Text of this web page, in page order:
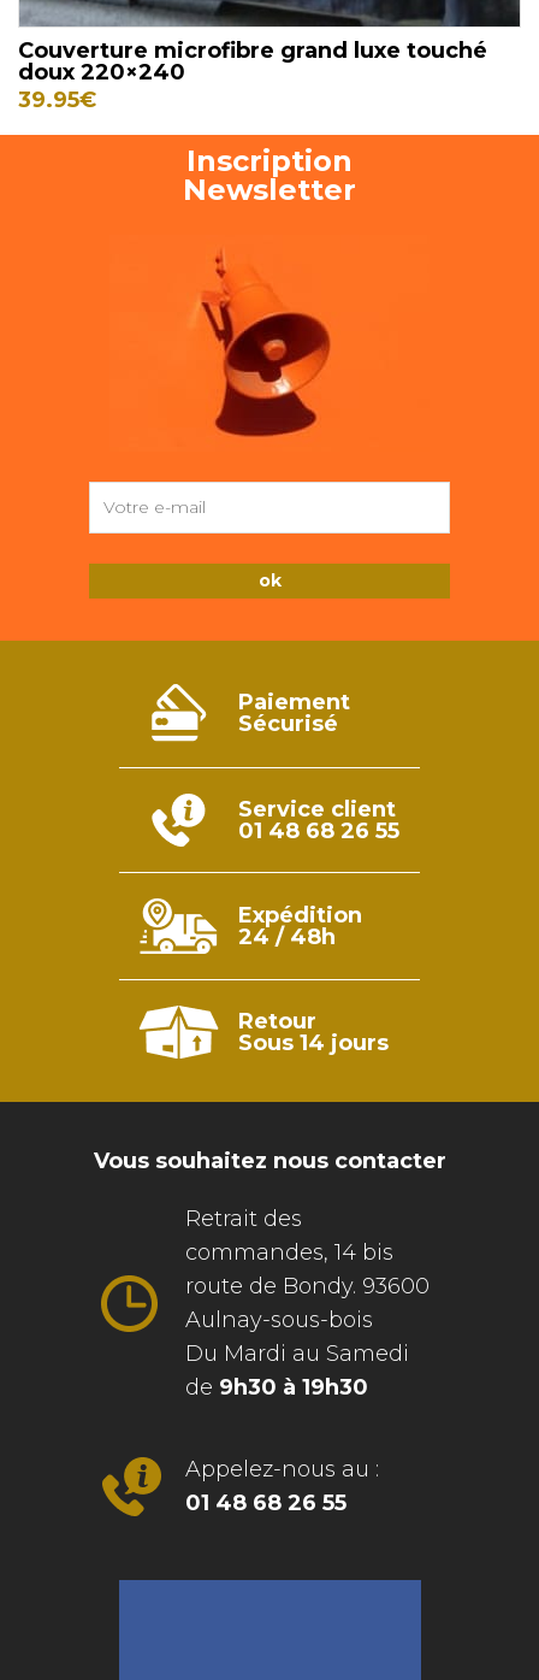
Couverture microfibre grand luxe touché
doux 220×240
39.95€
Inscription
Newsletter
Paiement
Sécurisé
Service client
01 48 68 26 55
Expédition
24 / 48h
Retour
Sous 14 jours
Vous souhaitez nous contacter
Retrait des
commandes, 14 bis
route de Bondy. 93600
Aulnay-sous-bois
Du Mardi au Samedi
de 9h30 à 19h30
Appelez-nous au :
01 48 68 26 55